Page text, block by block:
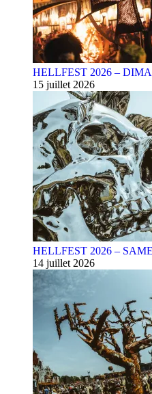
HELLFEST 2026 –
15 juillet 2026
HELLFEST 2026 –
14 juillet 2026